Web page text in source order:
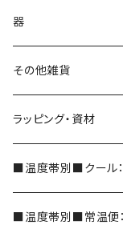
やまがたジェラート
ケーキ
フルーツケーキ
和フィナンシェ
シェイク
煎茶
かぶせ茶
深蒸し茶
玉露
玄米茶
山形だしの素
紅花
器
その他雑貨
ラッピング・資材
■温度帯別■クール
■温度帯別■常温便